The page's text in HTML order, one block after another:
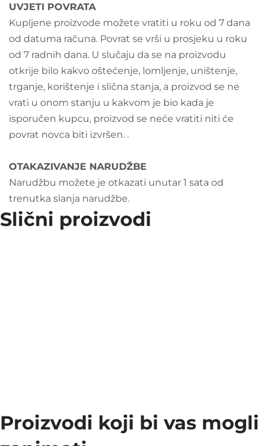
UVJETI POVRATA
Kupljene proizvode možete vratiti u roku od 7 dana
od datuma računa. Povrat se vrši u prosjeku u roku
od 7 radnih dana. U slučaju da se na proizvodu
otkrije bilo kakvo oštećenje, lomljenje, uništenje,
trganje, korištenje i slična stanja, a proizvod se ne
vrati u onom stanju u kakvom je bio kada je
isporučen kupcu, proizvod se neće vratiti niti će
povrat novca biti izvršen. .
OTAKAZIVANJE NARUDŽBE
Narudžbu možete je otkazati unutar 1 sata od
trenutka slanja narudžbe.
Slični proizvodi
Proizvodi koji bi vas mogli